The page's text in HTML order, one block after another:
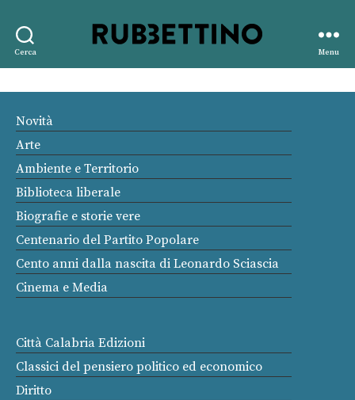
Cerca
editore
Menu
Novità
Arte
Ambiente e Territorio
Biblioteca liberale
Biografie e storie vere
Centenario del Partito Popolare
Cento anni dalla nascita di Leonardo Sciascia
Cinema e Media
Città Calabria Edizioni
Classici del pensiero politico ed economico
Diritto